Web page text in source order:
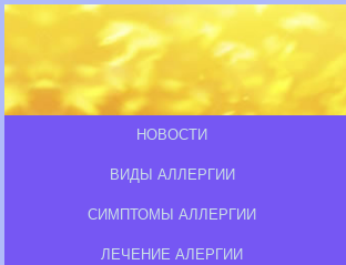
НОВОСТИ
ВИДЫ АЛЛЕРГИИ
СИМПТОМЫ АЛЛЕРГИИ
ЛЕЧЕНИЕ АЛЕРГИИ